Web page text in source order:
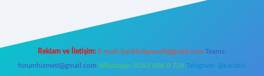
Reklam ve İletişim: E-mail: backlinkpaneli@gmail.com Teams:
forumhizmeti@gmail.com Whatsapp: 0262 606 0 726 Telegram: @karabul